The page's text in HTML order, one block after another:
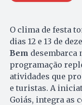
O clima de festa
dias 12 e 13 de
Bem desembarca
programação
atividades que
e turistas. A
Goiás, integra as